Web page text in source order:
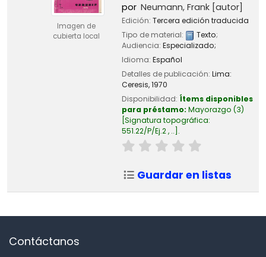
Imagen de
cubierta local
por Neumann, Frank[autor]
Edición: Tercera edición traducida
Tipo de material:
Texto;
Audiencia: Especializado;
Idioma: Español
Detalles de publicación: Lima:
Ceresis,1970
Disponibilidad: Ítems disponibles
para préstamo: Mayorazgo (3)
Signatura topográfica:
551.22/P/Ej.2 , .. .
Guardar en listas
Contáctanos